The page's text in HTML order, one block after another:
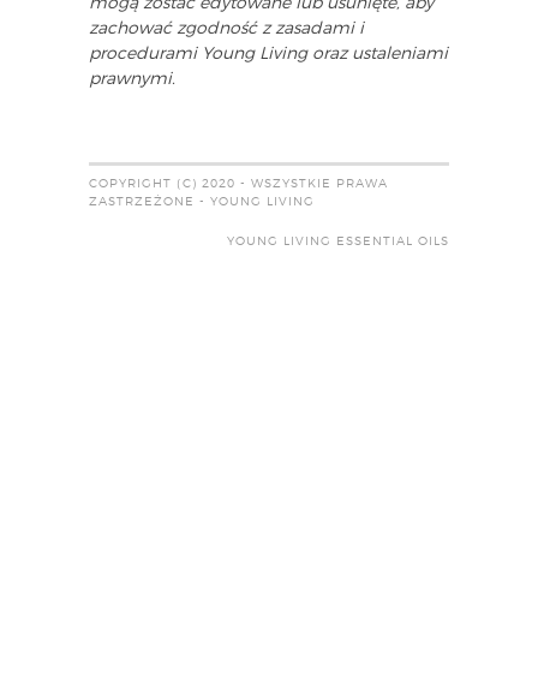
mogą zostać edytowane lub usunięte, aby
zachować zgodność z zasadami i
procedurami Young Living oraz ustaleniami
prawnymi.
COPYRIGHT (C) 2020 - WSZYSTKIE PRAWA
ZASTRZEŻONE - YOUNG LIVING
YOUNG LIVING ESSENTIAL OILS